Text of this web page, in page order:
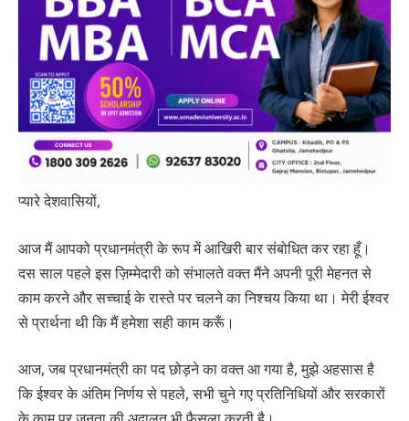
प्यारे देशवासियों,
आज मैं आपको प्रधानमंत्री के रूप में आखिरी बार संबोधित कर रहा हूँ।
दस साल पहले इस ज़िम्मेदारी को संभालते वक्त मैंने अपनी पूरी मेहनत से
काम करने और सच्चाई के रास्ते पर चलने का निश्चय किया था। मेरी ईश्वर
से प्रार्थना थी कि मैं हमेशा सही काम करूँ।
आज, जब प्रधानमंत्री का पद छोड़ने का वक्त आ गया है, मुझे अहसास है
कि ईश्वर के अंतिम निर्णय से पहले, सभी चुने गए प्रतिनिधियों और सरकारों